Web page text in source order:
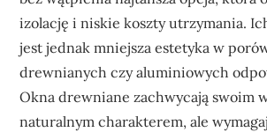
izolację i niskie koszty utrzymania.
jest jednak mniejsza estetyka w
drewnianych czy aluminiowych
Okna drewniane zachwycają swoim
naturalnym charakterem, ale